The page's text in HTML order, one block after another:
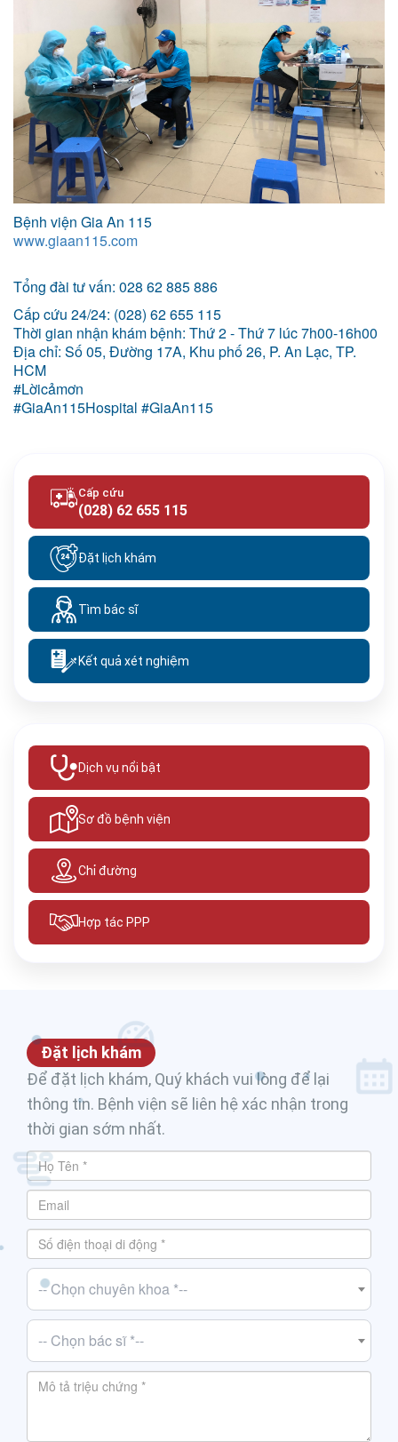
Bệnh viện Gia An 115
www.giaan115.com
Tổng đài tư vấn: 028 62 885 886
Cấp cứu 24/24: (028) 62 655 115
Thời gian nhận khám bệnh: Thứ 2 - Thứ 7 lúc 7h00-16h00
Địa chỉ: Số 05, Đường 17A, Khu phố 26, P. An Lạc, TP.
HCM
#Lờicảmơn
#GiaAn115Hospital #GiaAn115
Cấp cứu
(028) 62 655 115
Đặt lịch khám
Tìm bác sĩ
Kết quả xét nghiệm
Dịch vụ nổi bật
Sơ đồ bệnh viện
Chỉ đường
Hợp tác PPP
Đặt lịch khám
Để đặt lịch khám, Quý khách vui lòng để lại
thông tin. Bệnh viện sẽ liên hệ xác nhận trong
thời gian sớm nhất.
-- Chọn chuyên khoa *--
-- Chọn bác sĩ *--